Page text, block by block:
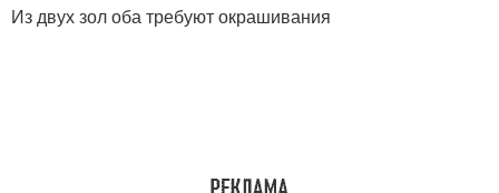
Из двух зол оба требуют окрашивания